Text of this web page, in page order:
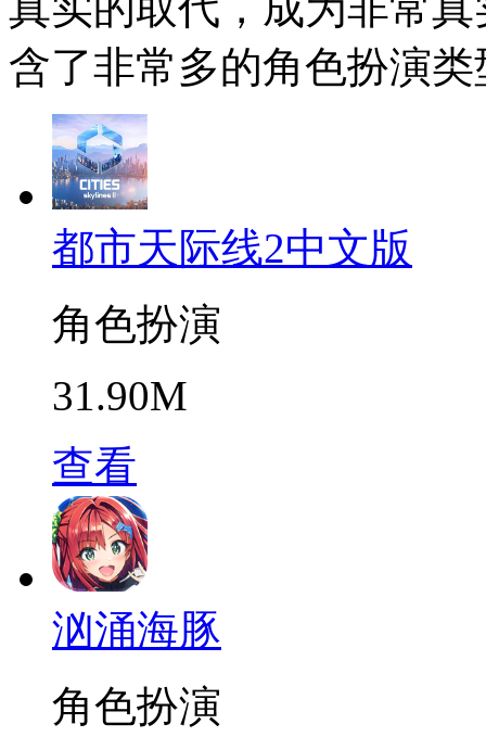
含了非常多的角色扮演
都市天际线2中文版
角色扮演
31.90M
查看
汹涌海豚
角色扮演